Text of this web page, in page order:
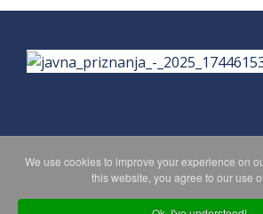
PRIVACY POLICY MAPA
We use cookies to improve your experience on
this website, you agree to our use